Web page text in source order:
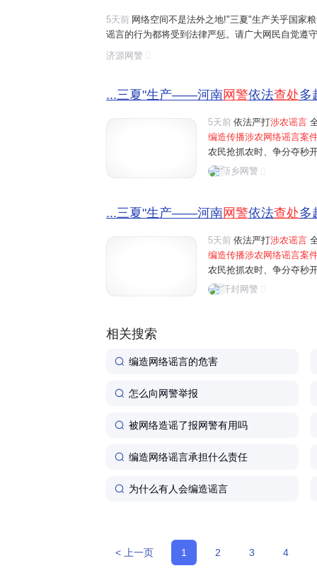
5天前 网络空间不是法外之地!"三夏"生产关乎国家
谣言的行为都将受到法律严惩。请广大网民自觉遵
涉农网络谣言
济源网警
...三夏"生产——河南网警依法查处多
5天前 依法严打涉农谣言
编造传播涉农网络谣言案
农民抢抓农时、争分夺秒
民为博取关注、吸粉引流
新乡网警
...三夏"生产——河南网警依法查处多
5天前 依法严打涉农谣言
编造传播涉农网络谣言案
农民抢抓农时、争分夺秒
民为博取关注、吸粉引流
开封网警
相关搜索
编造网络谣言的危害
怎么向网警举报
被网络造谣了报网警有用吗
编造网络谣言承担什么责任
为什么有人会编造谣言
< 上一页 1 2 3 4